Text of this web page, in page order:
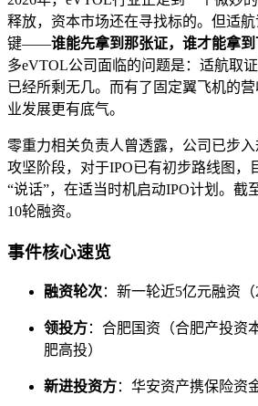
释放，资本市场还在寻找标的。但适
键——谁能先拿到那张证，谁才能拿
多eVTOL公司面临的问题是：适航取
已经所剩无几。而有了固定翼飞机的
业发展更有底气。
零重力相关负责人曾透露，公司已步
攻坚阶段，对于IPO已有初步路线图，
“说话”，在适当时机启动IPO计划。截
10轮融资。
事件核心速览
融资轮次：新一轮近5亿元融资（
领投方：合肥国资（合肥产投资
肥高投）
新进投资方：华安资产携保险资